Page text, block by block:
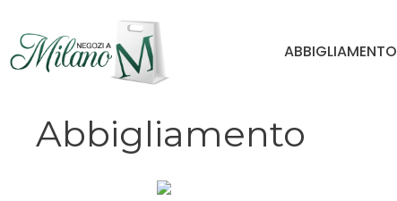
contenuto
ABBIGLIAMENTO
Abbigliamento